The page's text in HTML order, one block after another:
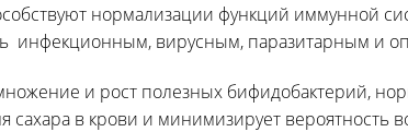
нормализации функций иммунной
инфекционным, вирусным, паразитарным и
и рост полезных бифидобактерий,
в крови и минимизирует вероятность